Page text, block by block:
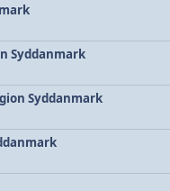
Syddanmark
Syddanmark